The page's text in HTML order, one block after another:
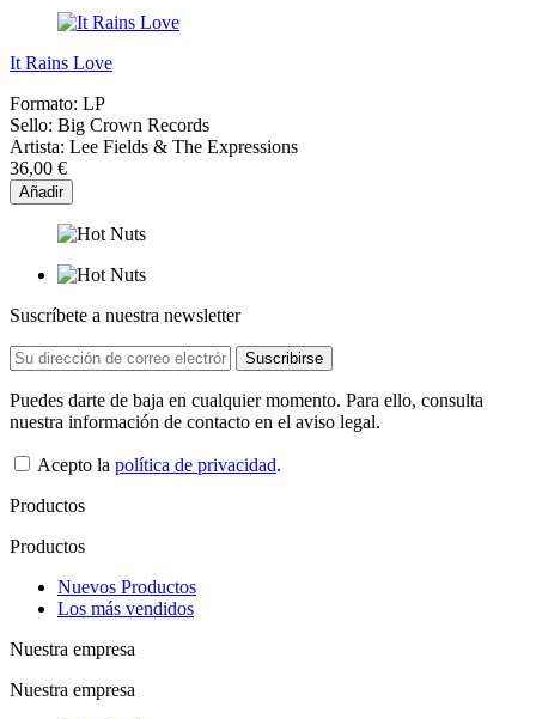
It Rains Love
Formato: LP
Sello: Big Crown Records
Artista: Lee Fields & The Expressions
36,00 €
Añadir
Suscríbete a nuestra newsletter
Puedes darte de baja en cualquier momento. Para ello, consulta
nuestra información de contacto en el aviso legal.
Acepto la política de privacidad.
Productos
Productos
Nuevos Productos
Los más vendidos
Nuestra empresa
Nuestra empresa